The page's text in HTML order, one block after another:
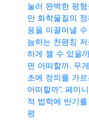
눌러 완벽한 평
만 화학물질의
응을 이끌어낼
늠하는 천평칭
하게 잴 수 있을
면 어떠할까. 무
초에 정의를 가
어떠할까”. 페미
적 법학에 반기
평